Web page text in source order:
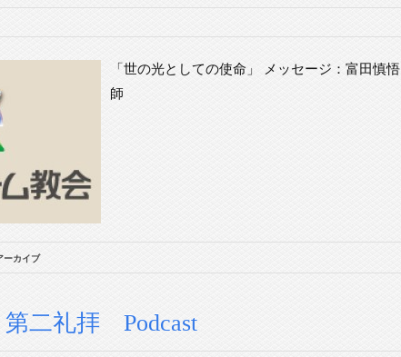
「世の光としての使命」 メッセージ：富田慎悟
師
ーカイブ
二礼拝 Podcast